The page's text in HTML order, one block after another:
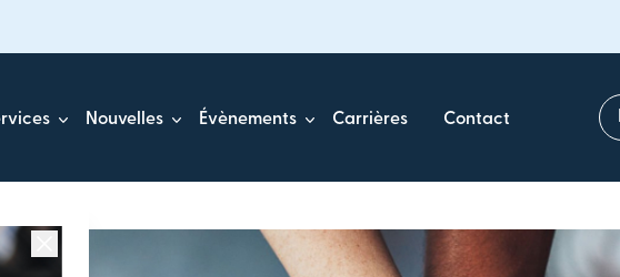
Nouvelles Évènements Carrières Contact